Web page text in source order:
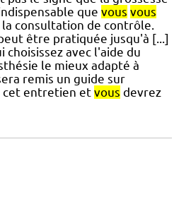
que vous vous
consultation de contrôle.
être pratiquée jusqu'à [...]
choisissez avec l'aide du
le mieux adapté à
remis un guide sur
cet entretien et vous devrez